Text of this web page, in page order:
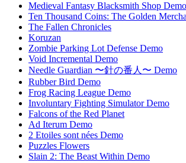
Medieval Fantasy Blacksmith Shop Demo
Ten Thousand Coins: The Golden
The Fallen Chronicles
Koruzan
Zombie Parking Lot Defense Demo
Void Incremental Demo
Needle Guardian 〜針の番人〜 Demo
Rubber Bird Demo
Frog Racing League Demo
Involuntary Fighting Simulator Demo
Falcons of the Red Planet
Ad Iterum Demo
2 Etoiles sont nées Demo
Puzzles Flowers
Slain 2: The Beast Within Demo